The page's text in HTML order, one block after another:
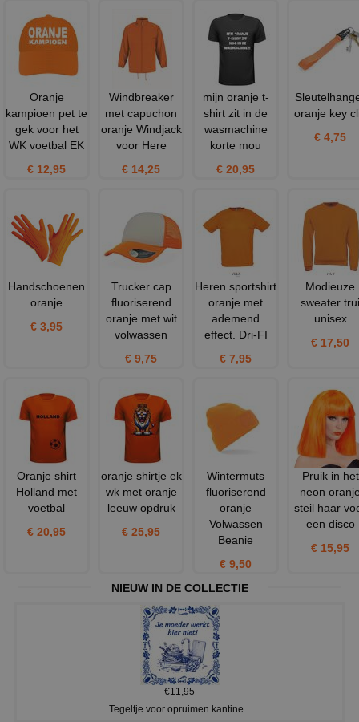
Oranje
kampioen pet te
gek voor het
WK voetbal EK
€ 12,95
Windbreaker
met capuchon
oranje Windjack
voor Here
€ 14,25
mijn oranje t-
shirt zit in de
wasmachine
korte mou
€ 20,95
oranje key
€ 4,75
Handschoenen
oranje
€ 3,95
Trucker cap
fluoriserend
oranje met wit
volwassen
€ 9,75
Heren sportshirt
oranje met
ademend
effect. Dri-FI
€ 7,95
Modieuze
sweater trui
unisex
€ 17,50
Oranje shirt
Holland met
voetbal
€ 20,95
oranje shirtje ek
wk met oranje
leeuw opdruk
€ 25,95
Wintermuts
fluoriserend
oranje
Volwassen
Beanie
€ 9,50
Pruik in het
neon
steil haar
een disco
€ 15,95
NIEUW IN DE COLLECTIE
€11,95
Tegeltje voor opruimen kantine...